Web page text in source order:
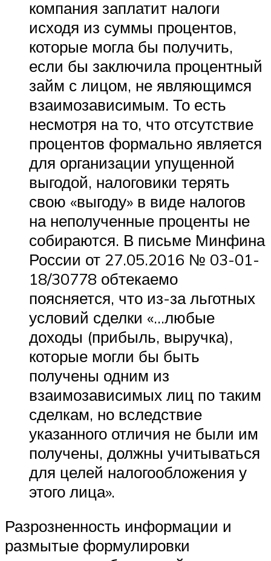
компания заплатит налоги
исходя из суммы процентов,
которые могла бы получить,
если бы заключила процентный
займ с лицом, не являющимся
взаимозависимым. То есть
несмотря на то, что отсутствие
процентов формально является
для организации упущенной
выгодой, налоговики терять
свою «выгоду» в виде налогов
на неполученные проценты не
собираются. В письме Минфина
России от 27.05.2016 № 03-01-
18/30778 обтекаемо
поясняется, что из-за льготных
условий сделки «…любые
доходы (прибыль, выручка),
которые могли бы быть
получены одним из
взаимозависимых лиц по таким
сделкам, но вследствие
указанного отличия не были им
получены, должны учитываться
для целей налогообложения у
этого лица».
Разрозненность информации и
размытые формулировки